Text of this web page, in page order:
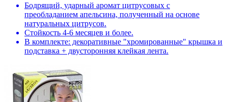
Бодрящий, ударный аромат цитрусовых с
преобладанием апельсина, полученный на основе
натуральных цитрусов.
Стойкость 4-6 месяцев и более.
В комплекте: декоративные "хромированные" крышка и
подставка + двусторонняя клейкая лента.